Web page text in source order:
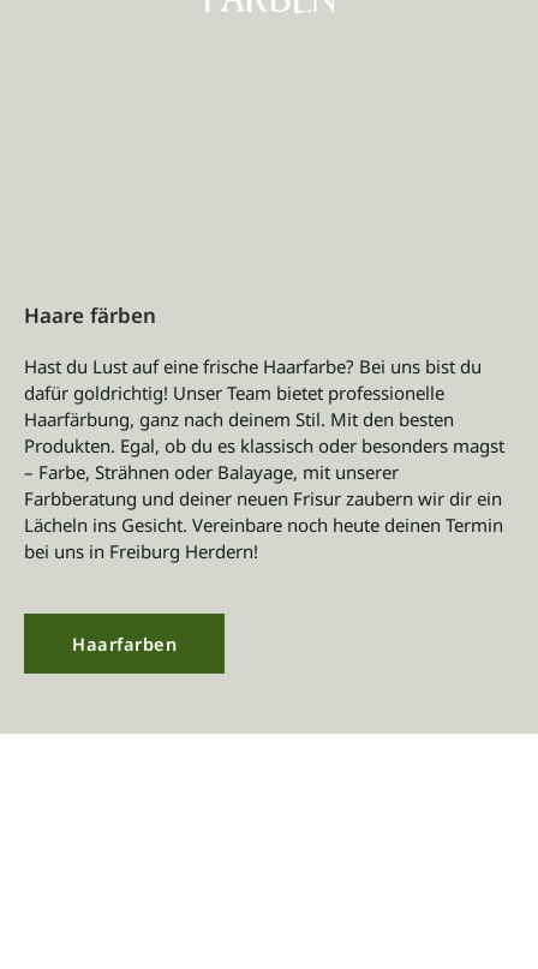
Haare färben
Hast du Lust auf eine frische Haarfarbe? Bei uns bist du
dafür goldrichtig! Unser Team bietet professionelle
Haarfärbung, ganz nach deinem Stil. Mit den besten
Produkten. Egal, ob du es klassisch oder besonders magst
– Farbe, Strähnen oder Balayage, mit unserer
Farbberatung und deiner neuen Frisur zaubern wir dir ein
Lächeln ins Gesicht. Vereinbare noch heute deinen Termin
bei uns in Freiburg Herdern!
Haarfarben